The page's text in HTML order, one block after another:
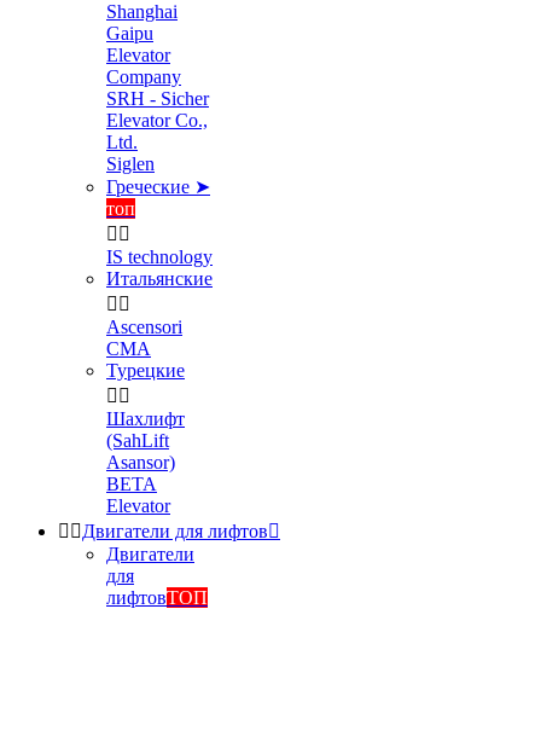
Shanghai
Gaipu
Elevator
Company
SRH - Sicher
Elevator Co.,
Ltd.
Siglen
Греческие ➤
топ
 
IS technology
Итальянские
 
Ascensori
CMA
Турецкие
 
Шахлифт
(SahLift
Asansor)
BETA
Elevator
 Двигатели для лифтов
Двигатели
для
лифтовТОП